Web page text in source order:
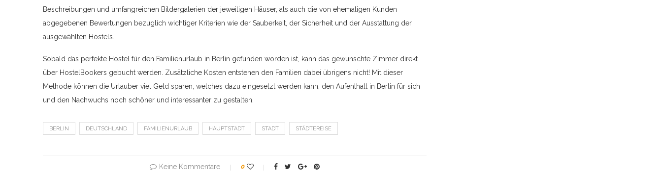
Beschreibungen und umfangreichen Bildergalerien der jeweiligen Häuser, als auch die von ehemaligen Kunden
abgegebenen Bewertungen bezüglich wichtiger Kriterien wie der Sauberkeit, der Sicherheit und der Ausstattung der
ausgewählten Hostels.
Sobald das perfekte Hostel für den Familienurlaub in Berlin gefunden worden ist, kann das gewünschte Zimmer direkt
über HostelBookers gebucht werden. Zusätzliche Kosten entstehen den Familien dabei übrigens nicht! Mit dieser
Methode können die Urlauber viel Geld sparen, welches dazu eingesetzt werden kann, den Aufenthalt in Berlin für sich
und den Nachwuchs noch schöner und interessanter zu gestalten.
BERLIN DEUTSCHLAND FAMILIENURLAUB HAUPTSTADT STADT STÄDTEREISE
Keine Kommentare 0